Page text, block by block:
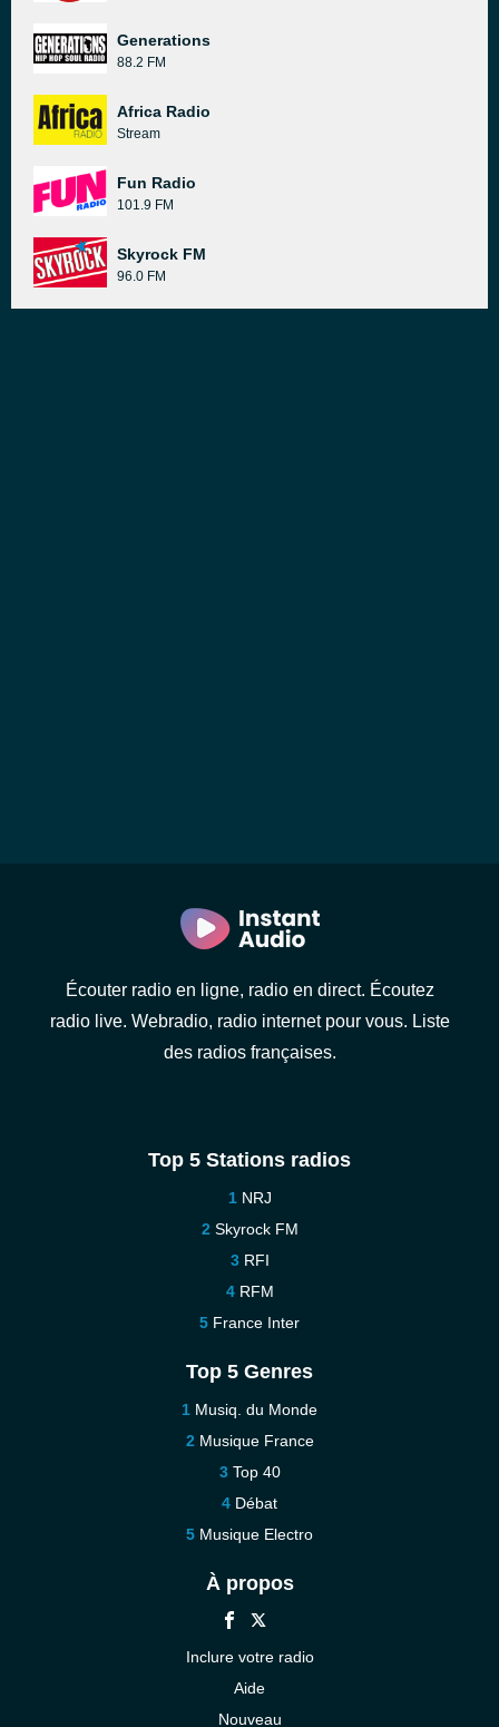
Generations
88.2 FM
Africa Radio
Stream
Fun Radio
101.9 FM
Skyrock FM
96.0 FM
Écouter radio en ligne, radio en direct. Écoutez
radio live. Webradio, radio internet pour vous. Liste
des radios françaises.
Top 5 Stations radios
NRJ
Skyrock FM
RFI
RFM
France Inter
Top 5 Genres
Musiq. du Monde
Musique France
Top 40
Débat
Musique Electro
À propos
Inclure votre radio
Aide
Nouveau